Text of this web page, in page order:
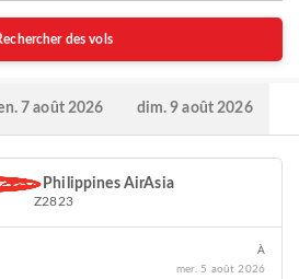
des vols
7 août 2026 dim. 9 août 2026
Philippines AirAsia
Z2823
À
mer. 5 août 2026